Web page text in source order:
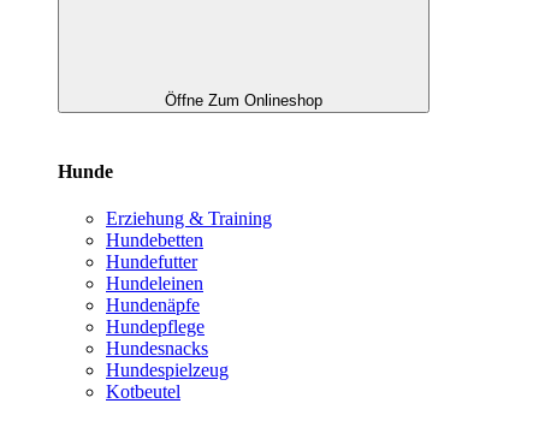
Öffne Zum Onlineshop
Hunde
Erziehung & Training
Hundebetten
Hundefutter
Hundeleinen
Hundenäpfe
Hundepflege
Hundesnacks
Hundespielzeug
Kotbeutel